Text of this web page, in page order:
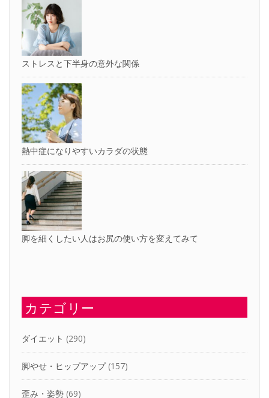
ストレスと下半身の意外な関係
熱中症になりやすいカラダの状態
脚を細くしたい人はお尻の使い方を変えてみて
カテゴリー
ダイエット (290)
脚やせ・ヒップアップ(157)
歪み・姿勢 (69)